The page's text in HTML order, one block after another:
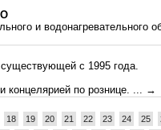
и водонагревательного
с 1995 года.
по рознице.
... →
18 19 20 21 22 23 24 25